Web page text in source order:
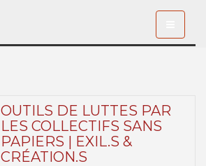
OUTILS DE LUTTES PAR
LES COLLECTIFS SANS
PAPIERS | EXIL.S &
CRÉATION.S